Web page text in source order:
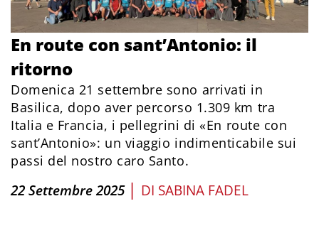
En route con sant’Antonio: il
ritorno
Domenica 21 settembre sono arrivati in
Basilica, dopo aver percorso 1.309 km tra
Italia e Francia, i pellegrini di «En route con
sant’Antonio»: un viaggio indimenticabile sui
passi del nostro caro Santo.
22 Settembre 2025 | DI SABINA FADEL